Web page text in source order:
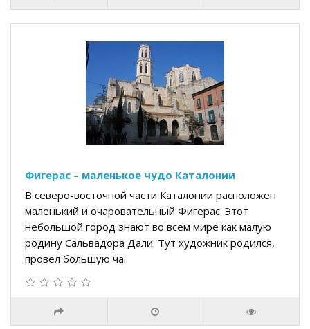
Фигерас – маленькое чудо Каталонии
В северо-восточной части Каталонии расположен
маленький и очаровательный Фигерас. Этот
небольшой город знают во всём мире как малую
родину Сальвадора Дали. Тут художник родился,
провёл большую ча..